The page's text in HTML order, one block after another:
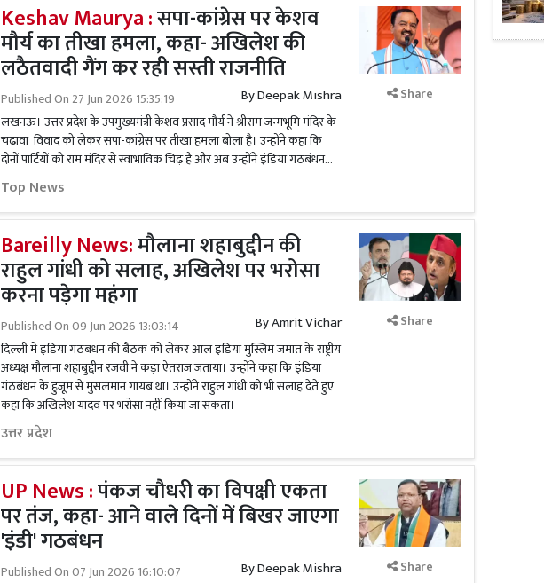
Keshav Maurya :सपा-कांग्रेस पर केशव
मौर्य का तीखा हमला, कहा- अखिलेश की
लठैतवादी गैंग कर रही सस्ती राजनीति
Published On 27 Jun 2026 15:35:19 ByDeepak Mishra
लखनऊ। उत्तर प्रदेश के उपमुख्यमंत्री केशव प्रसाद मौर्य ने श्रीराम जन्मभूमि मंदिर के
चढ़ावा विवाद को लेकर सपा-कांग्रेस पर तीखा हमला बोला है। उन्होंने कहा कि
दोनों पार्टियों को राम मंदिर से स्वाभाविक चिढ़ है और अब उन्होंने इंडिया गठबंधन...
Top News
Share
Bareilly News:मौलाना शहाबुद्दीन की
राहुल गांधी को सलाह, अखिलेश पर भरोसा
करना पड़ेगा महंगा
Published On09 Jun 2026 13:03:14 ByAmrit Vichar
दिल्ली में इंडिया गठबंधन की बैठक को लेकर आल इंडिया मुस्लिम जमात के राष्ट्रीय
अध्यक्ष मौलाना शहाबुद्दीन रजवी ने कड़ा ऐतराज जताया। उन्होंने कहा कि इंडिया
गंठबंधन के हुजूम से मुसलमान गायब था। उन्होंने राहुल गांधी को भी सलाह देते हुए
कहा कि अखिलेश यादव पर भरोसा नहीं किया जा सकता।
उत्तर प्रदेश
Share
UP News :पंकज चौधरी का विपक्षी एकता
पर तंज, कहा- आने वाले दिनों में बिखर जाएगा
'इंडी' गठबंधन
Published On07 Jun 2026 16:10:07 ByDeepak Mishra Share